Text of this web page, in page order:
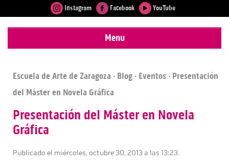
Instagram Facebook YouTube
Menu
Escuela de Arte de Zaragoza · Blog · Eventos · Presentación
del Máster en Novela Gráfica
Presentación del Máster en Novela
Gráfica
Publicado el miércoles, octubre 30, 2013 a las 13:23.